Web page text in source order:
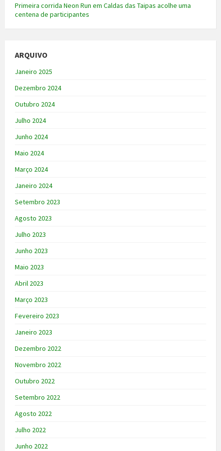
Primeira corrida Neon Run em Caldas das Taipas acolhe uma
centena de participantes
ARQUIVO
Janeiro 2025
Dezembro 2024
Outubro 2024
Julho 2024
Junho 2024
Maio 2024
Março 2024
Janeiro 2024
Setembro 2023
Agosto 2023
Julho 2023
Junho 2023
Maio 2023
Abril 2023
Março 2023
Fevereiro 2023
Janeiro 2023
Dezembro 2022
Novembro 2022
Outubro 2022
Setembro 2022
Agosto 2022
Julho 2022
Junho 2022